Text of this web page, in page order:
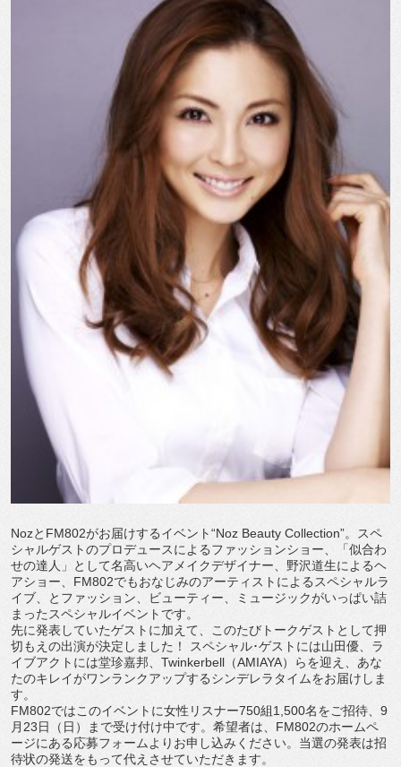
NozとFM802がお届けするイベント“Noz Beauty Collection”。スペ
シャルゲストのプロデュースによるファッションショー、「似合わ
せの達人」として名高いヘアメイクデザイナー、野沢道生によるヘ
アショー、FM802でもおなじみのアーティストによるスペシャルラ
イブ、とファッション、ビューティー、ミュージックがいっぱい詰
まったスペシャルイベントです。
先に発表していたゲストに加えて、このたびトークゲストとして押
切もえの出演が決定しました！ スペシャル･ゲストには山田優、ラ
イブアクトには堂珍嘉邦、Twinkerbell（AMIAYA）らを迎え、あな
たのキレイがワンランクアップするシンデレラタイムをお届けしま
す。
FM802ではこのイベントに女性リスナー750組1,500名をご招待、9
月23日（日）まで受け付け中です。希望者は、FM802のホームペ
ージにある応募フォームよりお申し込みください。当選の発表は招
待状の発送をもって代えさせていただきます。